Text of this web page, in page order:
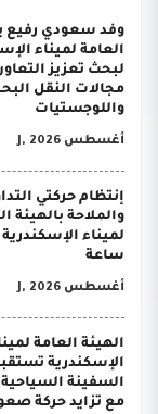
وفد سعودي رفيع
العامة لميناء
لبحث تعزيز
مجالات النقل
واللوجستيات
أغسطس J, 2026
إنتظام حركتي
والملاحة بالهيئة
ساعة
أغسطس J, 2026
الهيئة العامة
الإسكندرية
مع تزايد حركة